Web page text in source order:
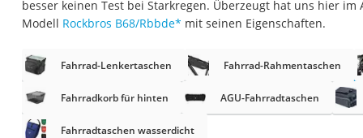
Trekkingschuhe
Klimmzugstation
Koffer
Nachtsichtgerät
besser keinen Test bei Starkregen. Überzeugt hat uns hier im
Modell Rockbros B68/Rbbde* mit seinen Eigenschaften.
Fahrrad-Lenkertaschen Fahrrad-Rahmentaschen
Fahrradkorb für hinten AGU-Fahrradtaschen
Fahrradtaschen wasserdicht